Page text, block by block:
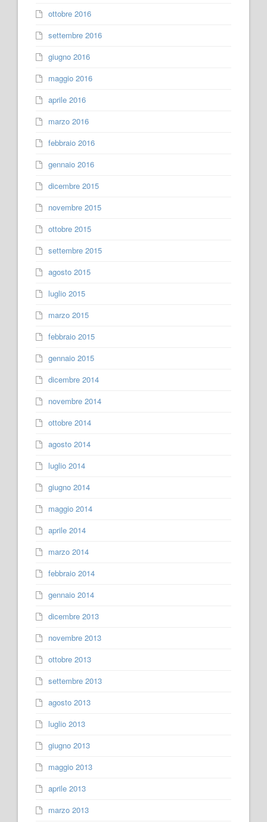
ottobre 2016
settembre 2016
giugno 2016
maggio 2016
aprile 2016
marzo 2016
febbraio 2016
gennaio 2016
dicembre 2015
novembre 2015
ottobre 2015
settembre 2015
agosto 2015
luglio 2015
marzo 2015
febbraio 2015
gennaio 2015
dicembre 2014
novembre 2014
ottobre 2014
agosto 2014
luglio 2014
giugno 2014
maggio 2014
aprile 2014
marzo 2014
febbraio 2014
gennaio 2014
dicembre 2013
novembre 2013
ottobre 2013
settembre 2013
agosto 2013
luglio 2013
giugno 2013
maggio 2013
aprile 2013
marzo 2013